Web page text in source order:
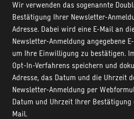
Wir verwenden das sogenannte
Bestätigung Ihrer Newsletter-
Adresse. Dabei wird eine E-Mail an
Newsletter-Anmeldung angegebene
um Ihre Einwilligung zu bestätigen.
Opt-In-Verfahrens speichern und
Adresse, das Datum und die Uhrzeit
Newsletter-Anmeldung per
Datum und Uhrzeit Ihrer Bestätigung
Mail.